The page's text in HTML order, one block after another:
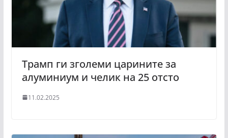
Трамп ги зголеми царините за
алуминиум и челик на 25 отсто
11.02.2025